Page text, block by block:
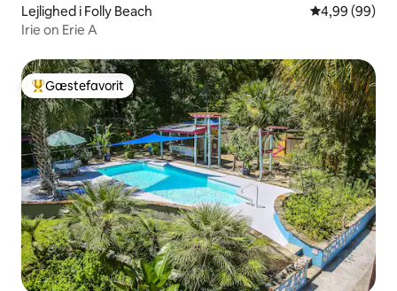
Lejlighed i Folly Beach 4,99 ud af 5 i
4,99 (99)
Irie on Erie A
Bedste gæstefavorit
Gæstefavorit